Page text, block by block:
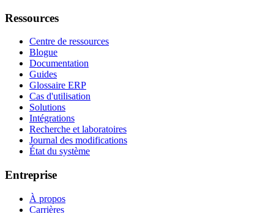
Ressources
Centre de ressources
Blogue
Documentation
Guides
Glossaire ERP
Cas d'utilisation
Solutions
Intégrations
Recherche et laboratoires
Journal des modifications
État du système
Entreprise
À propos
Carrières